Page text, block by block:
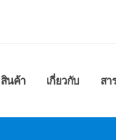
สินค้า เกี่ยวกับ สา